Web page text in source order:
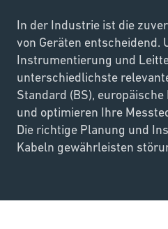
In der Industrie ist die
von Geräten entscheidend.
Instrumentierung und
unterschiedlichste
Standard (BS), europäische
und optimieren Ihre
Die richtige Planung und
Kabeln gewährleisten